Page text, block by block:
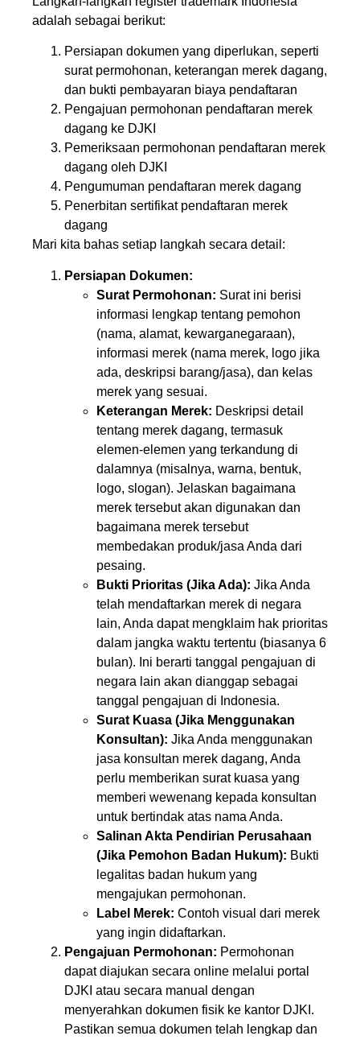
adalah sebagai berikut:
Persiapan dokumen yang diperlukan, seperti
surat permohonan, keterangan merek dagang,
dan bukti pembayaran biaya pendaftaran
Pengajuan permohonan pendaftaran merek
dagang ke DJKI
Pemeriksaan permohonan pendaftaran merek
dagang oleh DJKI
Pengumuman pendaftaran merek dagang
Penerbitan sertifikat pendaftaran merek
dagang
Mari kita bahas setiap langkah secara detail:
Persiapan Dokumen:
Surat Permohonan: Surat ini berisi
informasi lengkap tentang pemohon
(nama, alamat, kewarganegaraan),
informasi merek (nama merek, logo jika
ada, deskripsi barang/jasa), dan kelas
merek yang sesuai.
Keterangan Merek: Deskripsi detail
tentang merek dagang, termasuk
elemen-elemen yang terkandung di
dalamnya (misalnya, warna, bentuk,
logo, slogan). Jelaskan bagaimana
merek tersebut akan digunakan dan
bagaimana merek tersebut
membedakan produk/jasa Anda dari
pesaing.
Bukti Prioritas (Jika Ada): Jika Anda
telah mendaftarkan merek di negara
lain, Anda dapat mengklaim hak prioritas
dalam jangka waktu tertentu (biasanya 6
bulan). Ini berarti tanggal pengajuan di
negara lain akan dianggap sebagai
tanggal pengajuan di Indonesia.
Surat Kuasa (Jika Menggunakan
Konsultan): Jika Anda menggunakan
jasa konsultan merek dagang, Anda
perlu memberikan surat kuasa yang
memberi wewenang kepada konsultan
untuk bertindak atas nama Anda.
Salinan Akta Pendirian Perusahaan
(Jika Pemohon Badan Hukum): Bukti
legalitas badan hukum yang
mengajukan permohonan.
Label Merek: Contoh visual dari merek
yang ingin didaftarkan.
Pengajuan Permohonan: Permohonan
dapat diajukan secara online melalui portal
DJKI atau secara manual dengan
menyerahkan dokumen fisik ke kantor DJKI.
Pastikan semua dokumen telah lengkap dan